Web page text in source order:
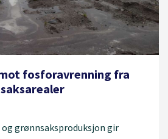
fosforavrenning fra
grønnsaksproduksjon gir